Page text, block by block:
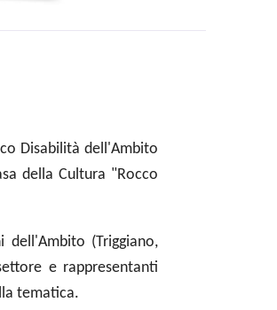
Disabilità dell'Ambito
della Cultura "Rocco
dell'Ambito (Triggiano,
e rappresentanti
tematica.